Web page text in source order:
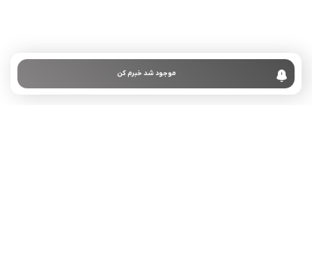
موجود شد خبرم کنلینک های کاربردی :